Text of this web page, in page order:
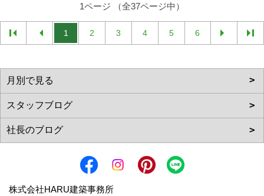
1ページ （全37ページ中）
1 2 3 4 5 6
株式会社HARU建築事務所